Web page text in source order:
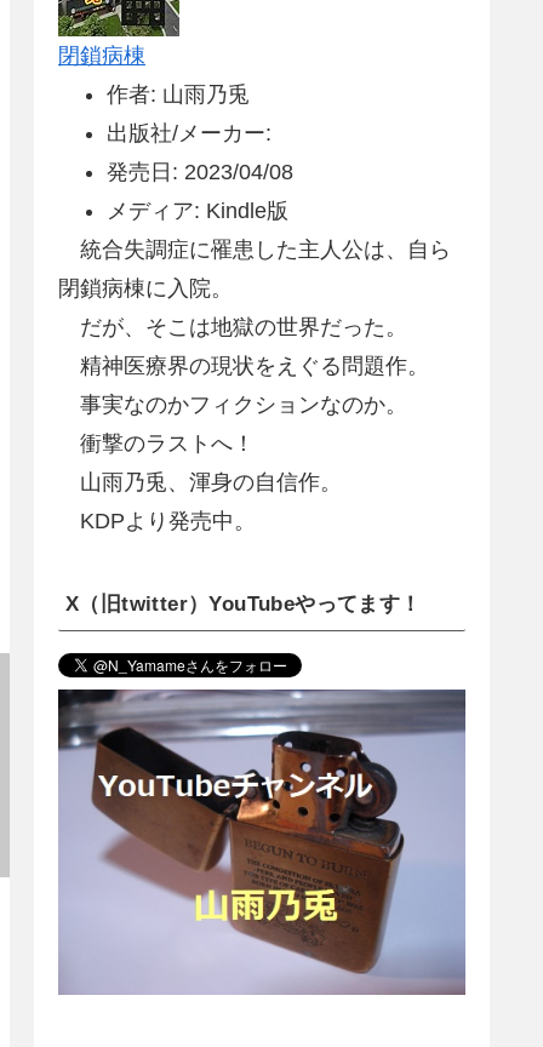
閉鎖病棟
作者: 山雨乃兎
出版社/メーカー:
発売日: 2023/04/08
メディア: Kindle版
統合失調症に罹患した主人公は、自ら
閉鎖病棟に入院。
だが、そこは地獄の世界だった。
精神医療界の現状をえぐる問題作。
事実なのかフィクションなのか。
衝撃のラストへ！
山雨乃兎、渾身の自信作。
KDPより発売中。
X（旧twitter）YouTubeやってます！